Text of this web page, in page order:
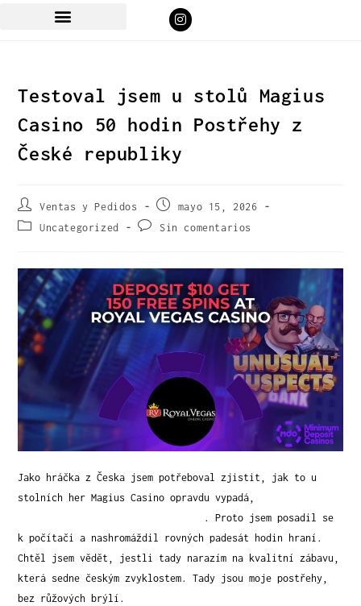
Testoval jsem u stolů Magius
Casino 50 hodin Postřehy z
České republiky
Ventas y Pedidos
mayo 15, 2026
Uncategorized
Sin comentarios
Jako hráčka z Česka jsem potřeboval zjistit, jak to u
stolních her Magius Casino opravdu vypadá,
. Proto jsem posadil se
k počítači a nashromáždil rovných padesát hodin hraní.
Chtěl jsem vědět, jestli tady narazím na kvalitní zábavu,
která sedne českým zvyklostem. Tady jsou moje postřehy,
bez růžových brýlí.